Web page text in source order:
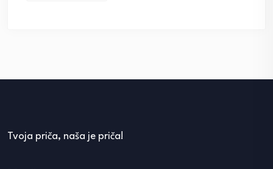
Tvoja priča, naša je priča!